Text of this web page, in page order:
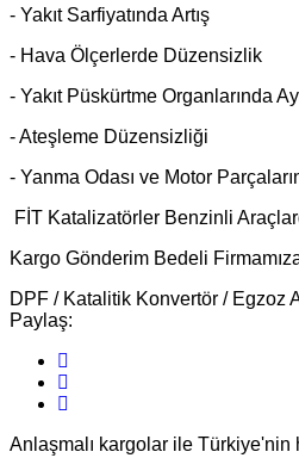
- Yakıt Sarfiyatında Artış
- Hava Ölçerlerde Düzensizlik
- Yakıt Püskürtme Organlarında
- Ateşleme Düzensizliği
- Yanma Odası ve Motor
FİT Katalizatörler Benzinli
Kargo Gönderim Bedeli
DPF / Katalitik Konvertör / Egzoz
Paylaş:
Anlaşmalı kargolar ile Türkiye'nin